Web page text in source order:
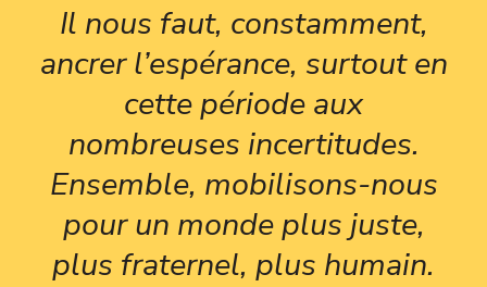
Il nous faut, constamment,
ancrer l’espérance, surtout en
cette période aux
nombreuses incertitudes.
Ensemble, mobilisons-nous
pour un monde plus juste,
plus fraternel, plus humain.